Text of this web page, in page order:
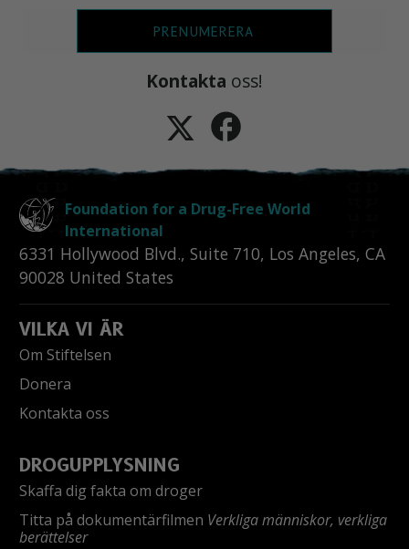
PRENUMERERA
Kontakta oss!
Foundation for a Drug-Free World
International
6331 Hollywood Blvd., Suite 710, Los Angeles, CA
90028 United States
VILKA VI ÄR
Om Stiftelsen
Donera
Kontakta oss
DROGUPPLYSNING
Skaffa dig fakta om droger
Titta på dokumentärfilmen Verkliga människor, verkliga
berättelser